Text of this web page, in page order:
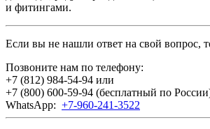
и фитингами.
Если вы не нашли ответ на свой вопрос,
Позвоните нам по телефону:
+7 (812) 984-54-94 или
+7 (800) 600-59-94 (бесплатный по
WhatsApp: +7-960-241-3522